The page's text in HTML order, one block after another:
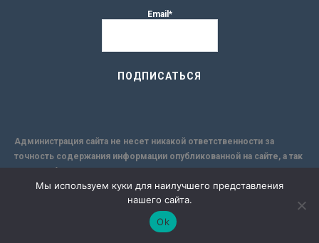
Email*
Администрация сайта не несет никакой ответственности за
точность содержания информации опубликованной на сайте, а так
же за любые рекомендации или мнения, которые могут
содержаться в исследовательских публикациях, и за
применимость её к конкретным лицам, по причине
субъективности результатов авторских исследований. Кроме
того, поскольку интернет не обеспечивает в полной мере
Мы используем куки для наилучшего представления
нашего сайта.
Ok